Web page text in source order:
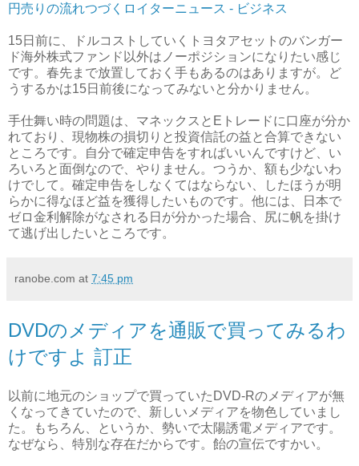
円売りの流れつづくロイターニュース - ビジネス
15日前に、ドルコストしていくトヨタアセットのバンガー
ド海外株式ファンド以外はノーポジションになりたい感じ
です。春先まで放置しておく手もあるのはありますが。ど
うするかは15日前後になってみないと分かりません。
手仕舞い時の問題は、マネックスとEトレードに口座が分か
れており、現物株の損切りと投資信託の益と合算できない
ところです。自分で確定申告をすればいいんですけど、い
ろいろと面倒なので、やりません。つうか、額も少ないわ
けでして。確定申告をしなくてはならない、したほうが明
らかに得なほど益を獲得したいものです。他には、日本で
ゼロ金利解除がなされる日が分かった場合、尻に帆を掛け
て逃げ出したいところです。
ranobe.com at 7:45 pm
DVDのメディアを通販で買ってみるわ
けですよ 訂正
以前に地元のショップで買っていたDVD-Rのメディアが無
くなってきていたので、新しいメディアを物色していまし
た。もちろん、というか、勢いで太陽誘電メディアです。
なぜなら、特別な存在だからです。飴の宣伝ですかい。